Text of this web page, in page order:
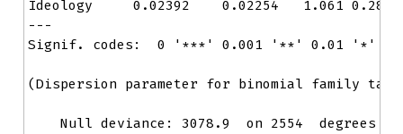
Ideology     0.02392    0.02254   1.061
---
Signif. codes:  0 '***' 0.001 '**' 0.01 '*'
(Dispersion parameter for binomial family
Null deviance: 3078.9  on 2554  degrees